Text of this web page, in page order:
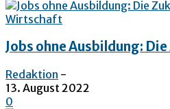
Wirtschaft
Jobs ohne Ausbildung:
Redaktion -
13. August 2022
0